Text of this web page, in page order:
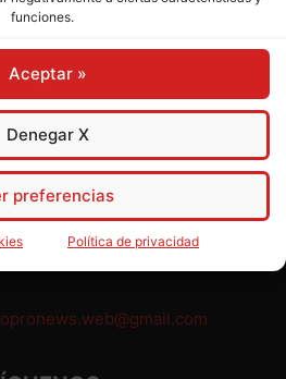
funciones.
Aceptar »
Denegar X
preferencias
Política de privacidad
o ayudas públicas o
directivos, redactores y
alguna. Realizamos
al periodismo, a la verdad y a la
la ciudadanía.
nosotros divulgando nuestro
contenidos, sugiriendo temas
injusticia o asunto de interés.